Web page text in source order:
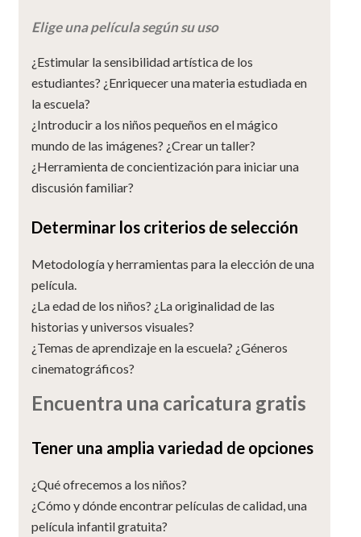
Elige una película según su uso
¿Estimular la sensibilidad artística de los
estudiantes? ¿Enriquecer una materia estudiada en
la escuela?
¿Introducir a los niños pequeños en el mágico
mundo de las imágenes? ¿Crear un taller?
¿Herramienta de concientización para iniciar una
discusión familiar?
Determinar los criterios de selección
Metodología y herramientas para la elección de una
película.
¿La edad de los niños? ¿La originalidad de las
historias y universos visuales?
¿Temas de aprendizaje en la escuela? ¿Géneros
cinematográficos?
Encuentra una caricatura gratis
Tener una amplia variedad de opciones
¿Qué ofrecemos a los niños?
¿Cómo y dónde encontrar películas de calidad, una
película infantil gratuita?